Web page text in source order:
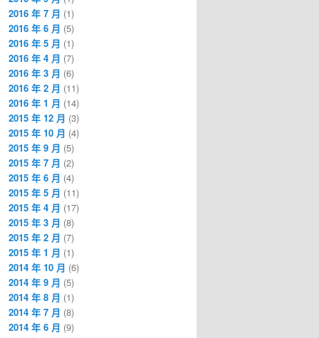
2016 年 7 月 (1)
2016 年 6 月 (5)
2016 年 5 月 (1)
2016 年 4 月 (7)
2016 年 3 月 (6)
2016 年 2 月 (11)
2016 年 1 月 (14)
2015 年 12 月 (3)
2015 年 10 月 (4)
2015 年 9 月 (5)
2015 年 7 月 (2)
2015 年 6 月 (4)
2015 年 5 月 (11)
2015 年 4 月 (17)
2015 年 3 月 (8)
2015 年 2 月 (7)
2015 年 1 月 (1)
2014 年 10 月 (6)
2014 年 9 月 (5)
2014 年 8 月 (1)
2014 年 7 月 (8)
2014 年 6 月 (9)